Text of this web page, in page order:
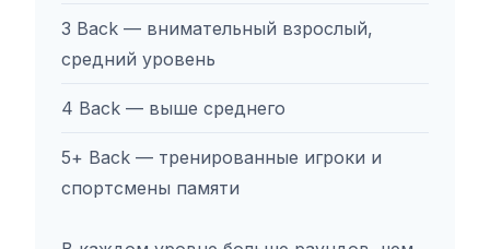
3 Back — внимательный взрослый,
средний уровень
4 Back — выше среднего
5+ Back — тренированные игроки и
спортсмены памяти